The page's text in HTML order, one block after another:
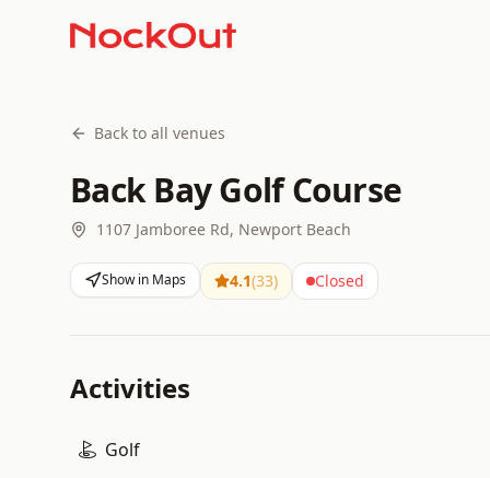
Back to all venues
Back Bay Golf Course
1107 Jamboree Rd, Newport Beach
Show in Maps 4.1(33) Closed
Activities
Golf